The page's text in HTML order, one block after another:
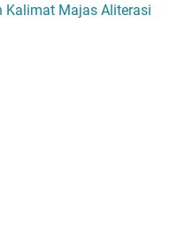
Kalimat Majas Aliterasi